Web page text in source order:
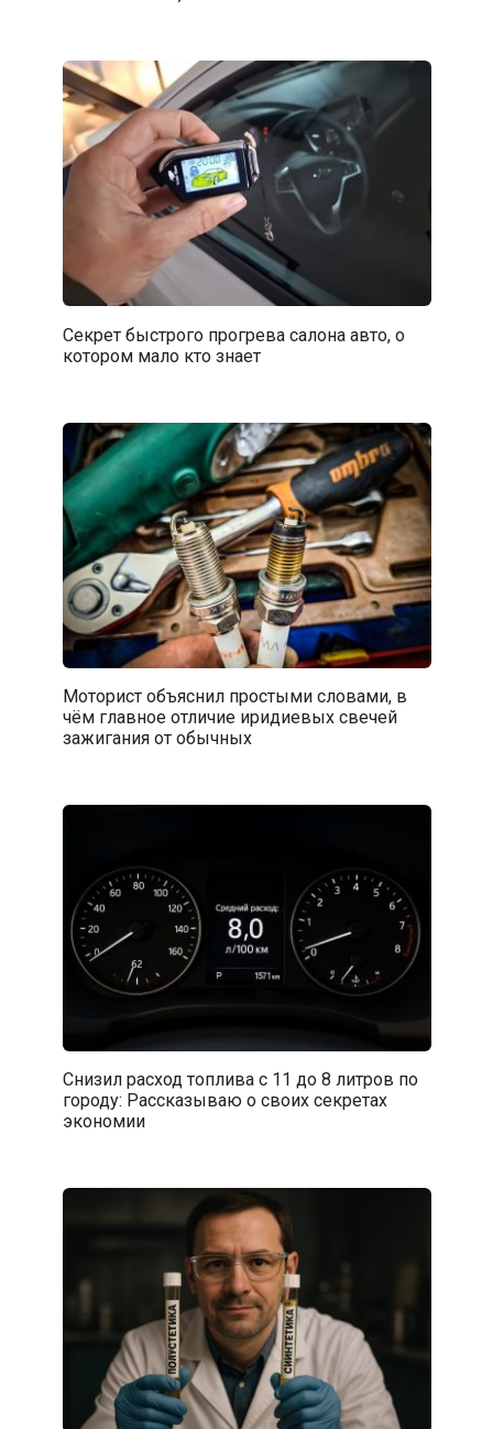
Секрет быстрого прогрева салона авто, о
котором мало кто знает
Моторист объяснил простыми словами, в
чём главное отличие иридиевых свечей
зажигания от обычных
Снизил расход топлива с 11 до 8 литров по
городу: Рассказываю о своих секретах
экономии